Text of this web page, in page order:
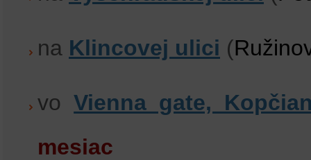
na Klincovej ulici (
voVienna gate,
mesiac